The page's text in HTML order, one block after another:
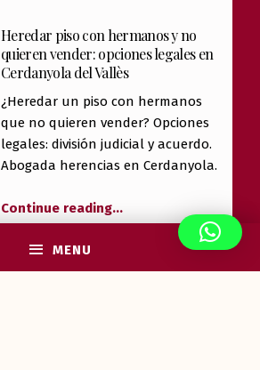
MENU
Heredar piso con hermanos y no
quieren vender: opciones legales en
Cerdanyola del Vallès
¿Heredar un piso con hermanos
que no quieren vender? Opciones
legales: división judicial y acuerdo.
Abogada herencias en Cerdanyola.
Continue reading…
Desahucio expres en Cerdanyola del
Vallès